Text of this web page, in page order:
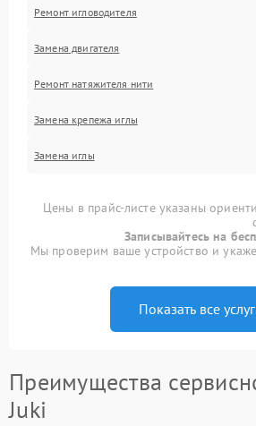
Ремонт игловодителя
Замена двигателя
Ремонт натяжителя нити
Замена крепежа иглы
Замена иглы
Цены в прайс-листе указаны
Записывайтесь на
Мы проверим ваше устройство и
Показать все
Преимущества
Juki